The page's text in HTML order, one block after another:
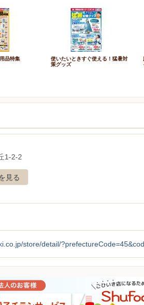
品特集
使いたいときすぐ使える！猛暑対
策グッズ
1-2-2
見る
store/detail/